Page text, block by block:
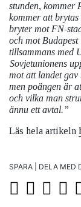
stunden, kommer
kommer att brytas
bryter mot FN-
och mot Budapest
tillsammans med
Sovjetunionens
mot att landet gav
men poängen är
och vilka man
ännu ett avtal.”
Läs hela artikeln
SPARA | DELA MED